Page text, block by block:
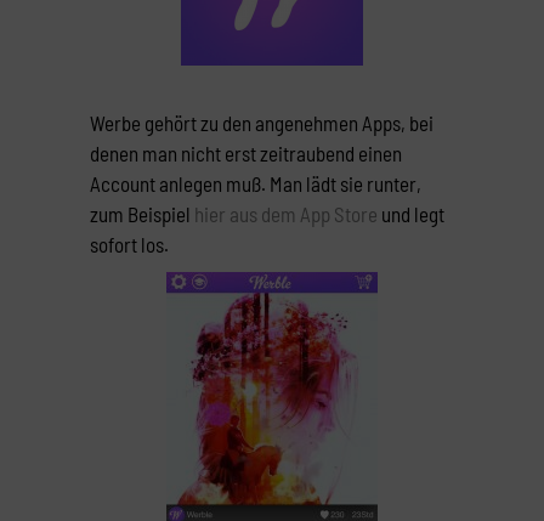
Werbe gehört zu den angenehmen Apps, bei
denen man nicht erst zeitraubend einen
Account anlegen muß. Man lädt sie runter,
zum Beispiel hier aus dem App Store und legt
sofort los.